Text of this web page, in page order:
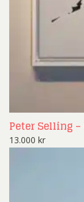
Peter Selling
13.000 kr